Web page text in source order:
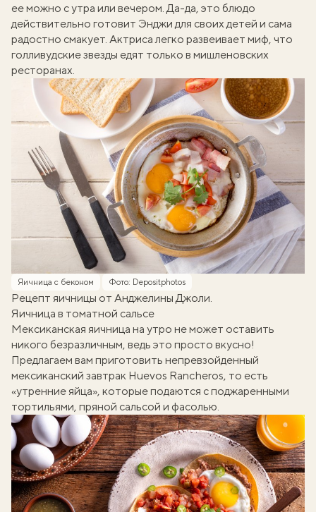
ее можно с утра или вечером. Да-да, это блюдо
действительно готовит Энджи для своих детей и сама
радостно смакует. Актриса легко развеивает миф, что
голливудские звезды едят только в мишленовских
ресторанах.
Яичница с беконом Фото: Depositphotos
Рецепт яичницы от Анджелины Джоли.
Яичница в томатной сальсе
Мексиканская яичница на утро не может оставить
никого безразличным, ведь это просто вкусно!
Предлагаем вам приготовить непревзойденный
мексиканский завтрак Huevos Rancheros, то есть
«утренние яйца», которые подаются с поджаренными
тортильями, пряной сальсой и фасолью.